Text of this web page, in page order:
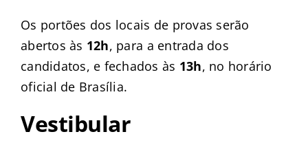
Os portões dos locais de provas serão
abertos às 12h, para a entrada dos
candidatos, e fechados às 13h, no horário
oficial de Brasília.
Vestibular